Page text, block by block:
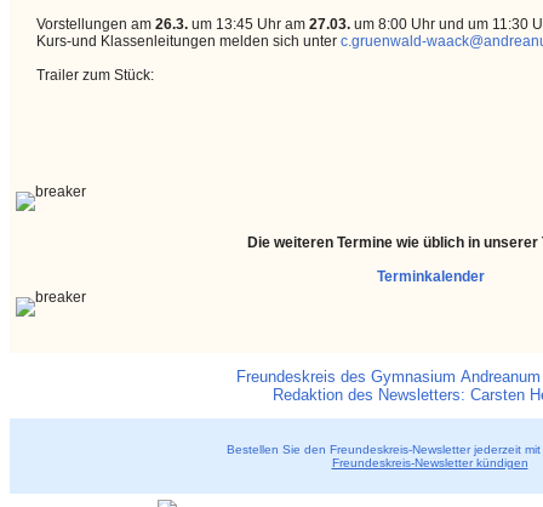
Vorstellungen am 26.3. um 13:45 Uhr am 27.03. um 8:00 Uhr und um 11:30
Kurs-und Klassenleitungen melden sich unter c.gruenwald-
Trailer zum Stück:
Die weiteren Termine wie üblich in unserer
Terminkalender
Freundeskreis des Gymnasium
Redaktion des Newsletters: Carsten
Bestellen Sie den Freundeskreis-Newsletter jederzeit
Freundeskreis-Newsletter kündigen